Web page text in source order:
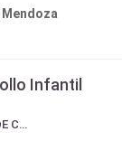
Infantil
UNCU - UNIVERSIDAD NACIONAL DE CUYO